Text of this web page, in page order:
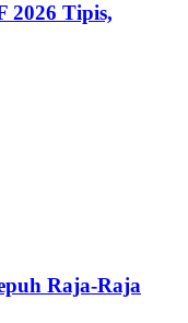
2026 Tipis,
Raja-Raja